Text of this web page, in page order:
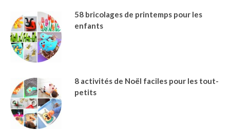
58 bricolages de printemps pour les
enfants
8 activités de Noël faciles pour les tout-
petits